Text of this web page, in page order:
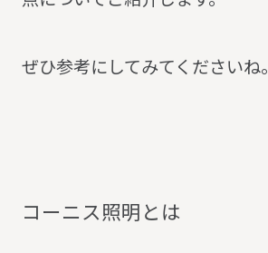
ぜひ参考にしてみてくださいね。
コーニス照明とは